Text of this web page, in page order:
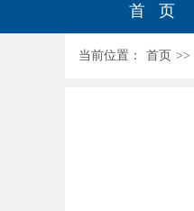
首 页
当前位置： 首页 >>